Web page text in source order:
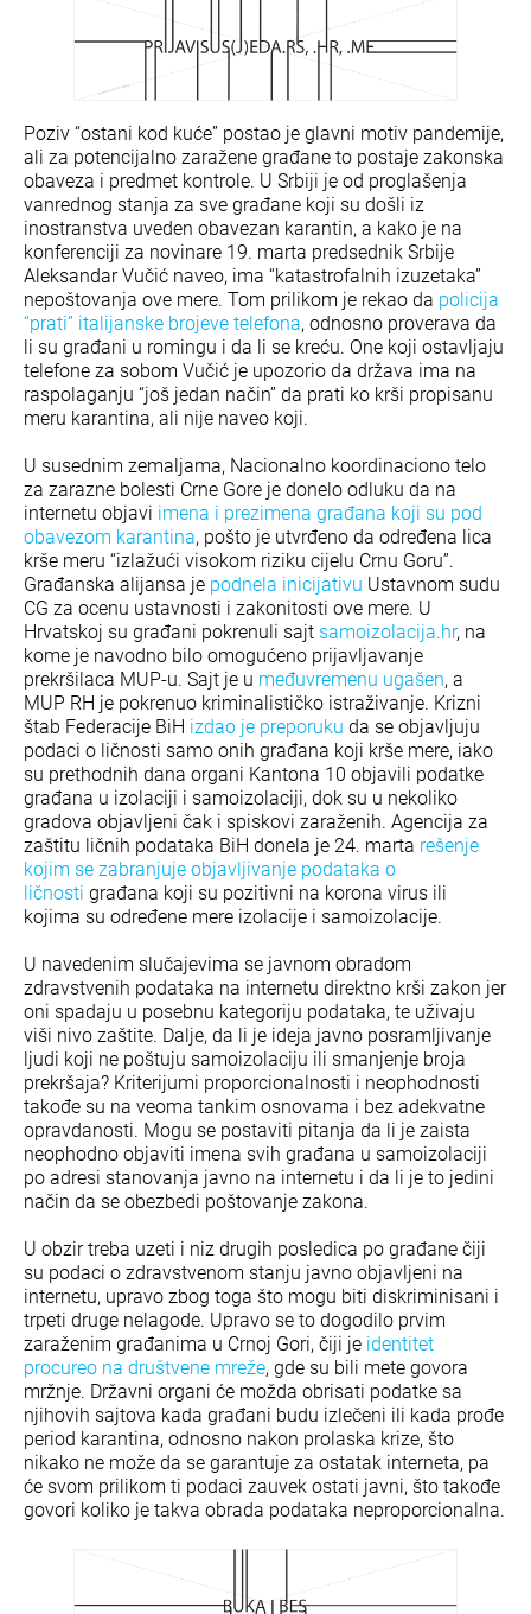
Poziv “ostani kod kuće” postao je glavni motiv pandemije,
ali za potencijalno zaražene građane to postaje zakonska
obaveza i predmet kontrole. U Srbiji je od proglašenja
vanrednog stanja za sve građane koji su došli iz
inostranstva uveden obavezan karantin, a kako je na
konferenciji za novinare 19. marta predsednik Srbije
Aleksandar Vučić naveo, ima “katastrofalnih izuzetaka”
nepoštovanja ove mere. Tom prilikom je rekao da policija
“prati” italijanske brojeve telefona, odnosno proverava da
li su građani u romingu i da li se kreću. One koji ostavljaju
telefone za sobom Vučić je upozorio da država ima na
raspolaganju “još jedan način” da prati ko krši propisanu
meru karantina, ali nije naveo koji.
U susednim zemaljama, Nacionalno koordinaciono telo
za zarazne bolesti Crne Gore je donelo odluku da na
internetu objavi imena i prezimena građana koji su pod
obavezom karantina, pošto je utvrđeno da određena lica
krše meru “izlažući visokom riziku cijelu Crnu Goru”.
Građanska alijansa je podnela inicijativu Ustavnom sudu
CG za ocenu ustavnosti i zakonitosti ove mere. U
Hrvatskoj su građani pokrenuli sajt samoizolacija.hr, na
kome je navodno bilo omogućeno prijavljavanje
prekršilaca MUP-u. Sajt je u međuvremenu ugašen, a
MUP RH je pokrenuo kriminalističko istraživanje. Krizni
štab Federacije BiH izdao je preporuku da se objavljuju
podaci o ličnosti samo onih građana koji krše mere, iako
su prethodnih dana organi Kantona 10 objavili podatke
građana u izolaciji i samoizolaciji, dok su u nekoliko
gradova objavljeni čak i spiskovi zaraženih. Agencija za
zaštitu ličnih podataka BiH donela je 24. marta rešenje
kojim se zabranjuje objavljivanje podataka o
ličnosti građana koji su pozitivni na korona virus ili
kojima su određene mere izolacije i samoizolacije.
U navedenim slučajevima se javnom obradom
zdravstvenih podataka na internetu direktno krši zakon jer
oni spadaju u posebnu kategoriju podataka, te uživaju
viši nivo zaštite. Dalje, da li je ideja javno posramljivanje
ljudi koji ne poštuju samoizolaciju ili smanjenje broja
prekršaja? Kriterijumi proporcionalnosti i neophodnosti
takođe su na veoma tankim osnovama i bez adekvatne
opravdanosti. Mogu se postaviti pitanja da li je zaista
neophodno objaviti imena svih građana u samoizolaciji
po adresi stanovanja javno na internetu i da li je to jedini
način da se obezbedi poštovanje zakona.
U obzir treba uzeti i niz drugih posledica po građane čiji
su podaci o zdravstvenom stanju javno objavljeni na
internetu, upravo zbog toga što mogu biti diskriminisani i
trpeti druge nelagode. Upravo se to dogodilo prvim
zaraženim građanima u Crnoj Gori, čiji je identitet
procureo na društvene mreže, gde su bili mete govora
mržnje. Državni organi će možda obrisati podatke sa
njihovih sajtova kada građani budu izlečeni ili kada prođe
period karantina, odnosno nakon prolaska krize, što
nikako ne može da se garantuje za ostatak interneta, pa
će svom prilikom ti podaci zauvek ostati javni, što takođe
govori koliko je takva obrada podataka neproporcionalna.